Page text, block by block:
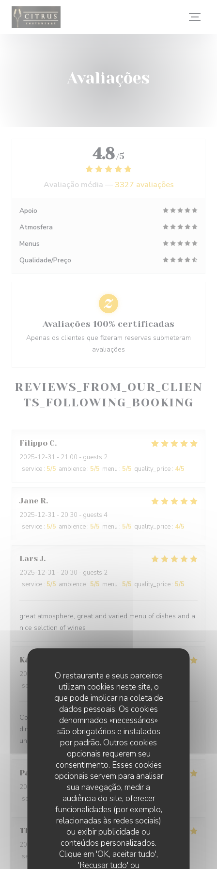
Painel de Gerenciamento de Cookies
O restaurante e seus parceiros
utilizam cookies neste site, o
que pode implicar na coleta de
dados pessoais. Os cookies
denominados «necessários»
são obrigatórios e instalados
por padrão. Outros cookies
opcionais requerem seu
consentimento. Esses cookies
opcionais servem para analisar
sua navegação, medir a
audiência do site, oferecer
funcionalidades (por exemplo,
relacionadas às redes sociais)
ou exibir publicidade ou
conteúdos personalizados.
Clique em 'OK, aceitar tudo',
'Recusar tudo' ou
Avaliações
REVIEWS_FROM_OUR_CLIEN
TS_FOLLOWING_BOOKING
Filippo C
2025-12-31 - 21:00 - guests 2
service : 5/5 ambience : 5/5 menu : 5/5 quality_price : 4/5
Jane R
2025-12-31 - 20:30 - guests 4
service : 5/5 ambience : 5/5 menu : 5/5 quality_price : 4/5
Lars J
2025-12-31 - 20:30 - guests 2
service : 5/5 ambience : 5/5 menu : 5/5 quality_price : 5/5
great atmosphere, great and varied menu of dishes and a
nice selction of wines
Kamil
2025-12-31 - 21:00 - guests 2
service
ambience :5/5 menu: 5/5 quality_price
Comprehensive restaurant with friendly service. The
dinner was tasty with fresh ingredients and served with
unexpected flavors.
Paolo
2025-12-29
- 20:00 - guests 2
service
ambience: 5/5 menu: 5 /5 quality_price
Thomas
2025-12-31
- 20:00 - guests 2
service
ambience:5 /5 menu:5/5 quality_price
4.8 /5
Avaliação média — 3327 avaliações
Apoio
Atmosfera
Menus
Qualidade/Preço
Avaliações 100% certificadas
Apenas os clientes que fizeram reservas submeteram
avaliações